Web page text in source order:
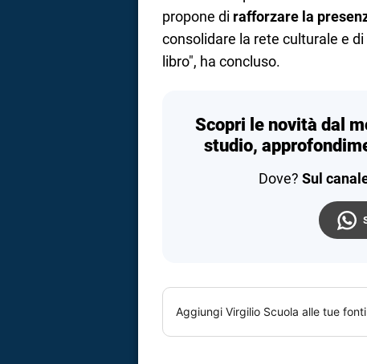
propone di rafforzare la
consolidare la rete culturale e
libro", ha concluso.
Scopri le novità dal
studio,
Dove? Sul
Aggiungi Virgilio Scuola alle tue